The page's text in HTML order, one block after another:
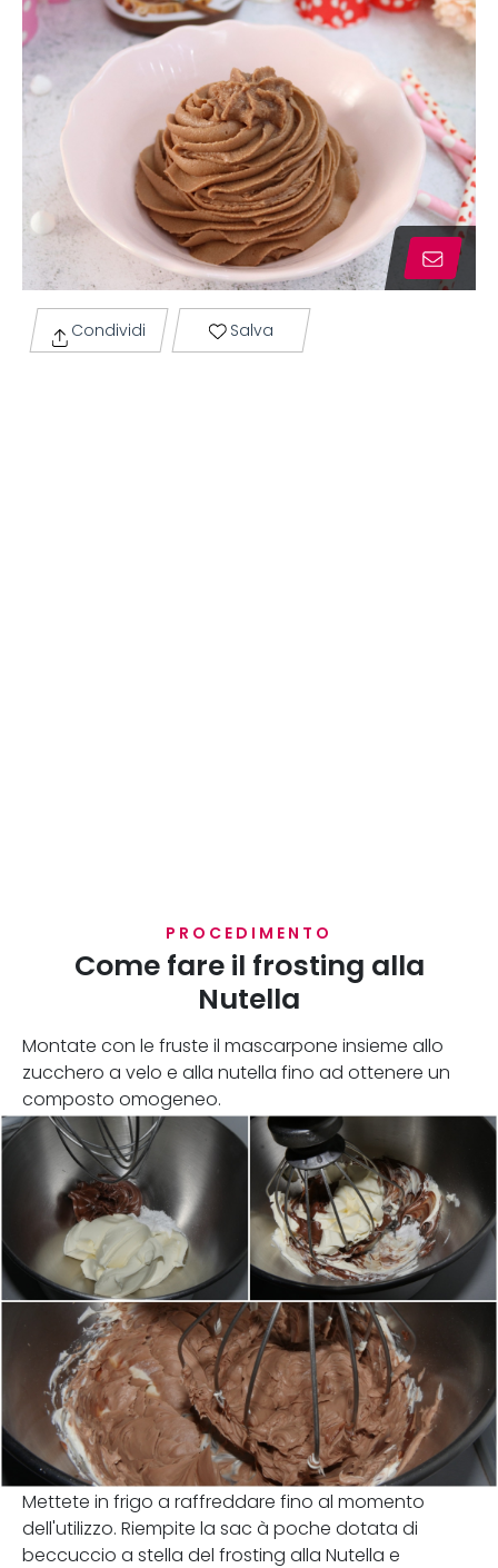
Condividi Salva
PROCEDIMENTO
Come fare il frosting alla
Nutella
Montate con le fruste il mascarpone insieme allo
zucchero a velo e alla nutella fino ad ottenere un
composto omogeneo.
Mettete in frigo a raffreddare fino al momento
dell'utilizzo. Riempite la sac à poche dotata di
beccuccio a stella del frosting alla Nutella e